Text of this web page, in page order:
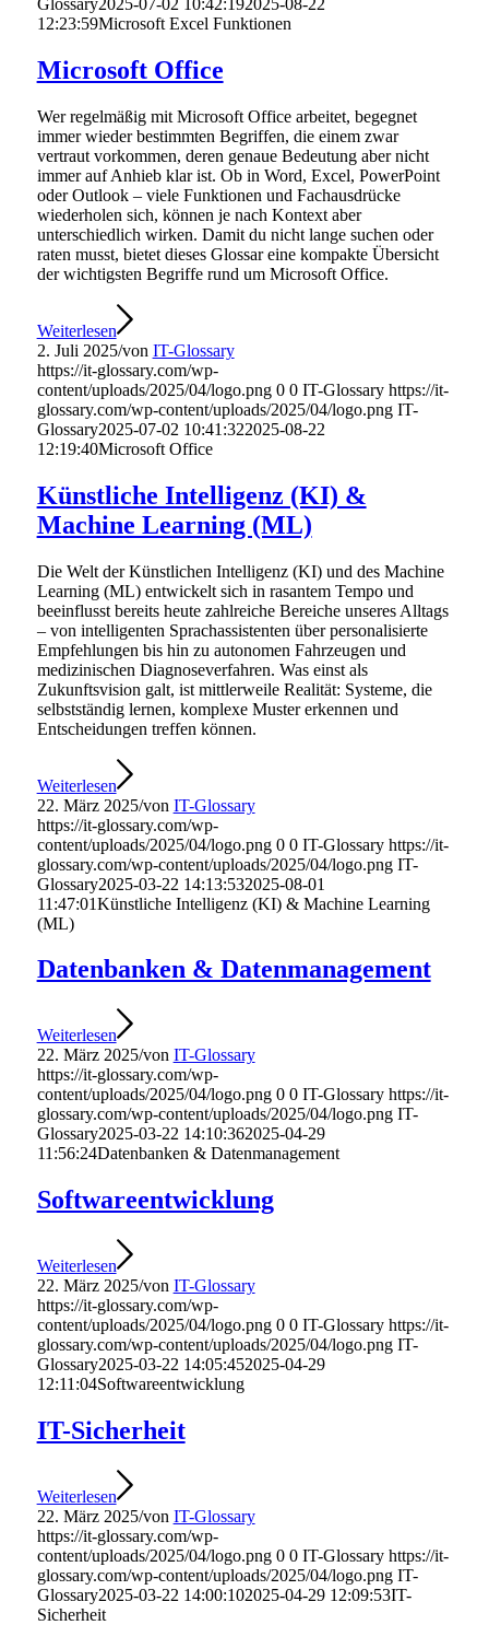
12:23:59Microsoft Excel Funktionen
Microsoft Office
Wer regelmäßig mit Microsoft Office arbeitet, begegnet
immer wieder bestimmten Begriffen, die einem zwar
vertraut vorkommen, deren genaue Bedeutung aber nicht
immer auf Anhieb klar ist. Ob in Word, Excel, PowerPoint
oder Outlook – viele Funktionen und Fachausdrücke
wiederholen sich, können je nach Kontext aber
unterschiedlich wirken. Damit du nicht lange suchen oder
raten musst, bietet dieses Glossar eine kompakte Übersicht
der wichtigsten Begriffe rund um Microsoft Office.
Weiterlesen
2. Juli 2025/von IT-Glossary
https://it-glossary.com/wp-
content/uploads/2025/04/logo.png 0 0 IT-Glossary https://it-
glossary.com/wp-content/uploads/2025/04/logo.png IT-
Glossary2025-07-02 10:41:322025-08-22
12:19:40Microsoft Office
Künstliche Intelligenz (KI) &
Machine Learning (ML)
Die Welt der Künstlichen Intelligenz (KI) und des Machine
Learning (ML) entwickelt sich in rasantem Tempo und
beeinflusst bereits heute zahlreiche Bereiche unseres Alltags
– von intelligenten Sprachassistenten über personalisierte
Empfehlungen bis hin zu autonomen Fahrzeugen und
medizinischen Diagnoseverfahren. Was einst als
Zukunftsvision galt, ist mittlerweile Realität: Systeme, die
selbstständig lernen, komplexe Muster erkennen und
Entscheidungen treffen können.
Weiterlesen
22. März 2025/von IT-Glossary
https://it-glossary.com/wp-
content/uploads/2025/04/logo.png 0 0 IT-Glossary https://it-
glossary.com/wp-content/uploads/2025/04/logo.png IT-
Glossary2025-03-22 14:13:532025-08-01
11:47:01Künstliche Intelligenz (KI) & Machine Learning
(ML)
Datenbanken & Datenmanagement
Weiterlesen
22. März 2025/von IT-Glossary
https://it-glossary.com/wp-
content/uploads/2025/04/logo.png 0 0 IT-Glossary https://it-
glossary.com/wp-content/uploads/2025/04/logo.png IT-
Glossary2025-03-22 14:10:362025-04-29
11:56:24Datenbanken & Datenmanagement
Softwareentwicklung
Weiterlesen
22. März 2025/von IT-Glossary
https://it-glossary.com/wp-
content/uploads/2025/04/logo.png 0 0 IT-Glossary https://it-
glossary.com/wp-content/uploads/2025/04/logo.png IT-
Glossary2025-03-22 14:05:452025-04-29
12:11:04Softwareentwicklung
IT-Sicherheit
Weiterlesen
22. März 2025/von IT-Glossary
https://it-glossary.com/wp-
content/uploads/2025/04/logo.png 0 0 IT-Glossary https://it-
glossary.com/wp-content/uploads/2025/04/logo.png IT-
Glossary2025-03-22 14:00:102025-04-29 12:09:53IT-
Sicherheit